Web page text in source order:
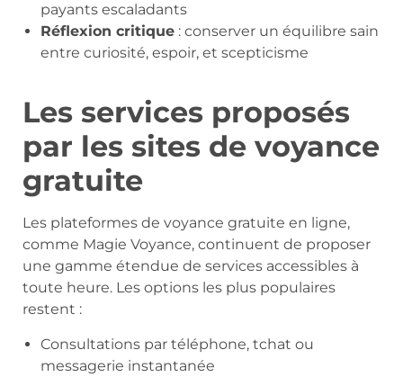
payants escaladants
Réflexion critique : conserver un équilibre sain
entre curiosité, espoir, et scepticisme
Les services proposés
par les sites de voyance
gratuite
Les plateformes de voyance gratuite en ligne,
comme Magie Voyance, continuent de proposer
une gamme étendue de services accessibles à
toute heure. Les options les plus populaires
restent :
Consultations par téléphone, tchat ou
messagerie instantanée